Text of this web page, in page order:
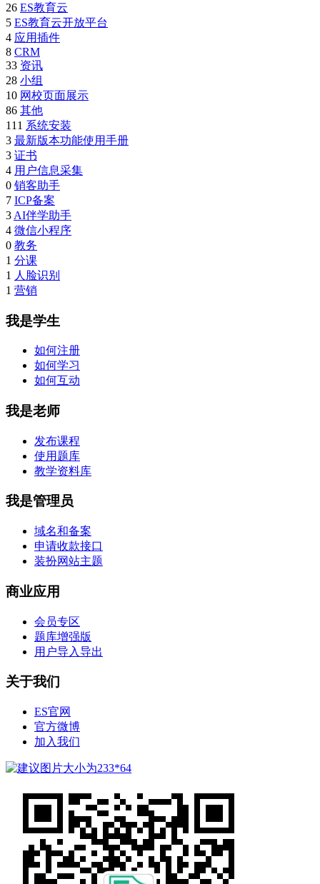
26 ES教育云
5 ES教育云开放平台
4 应用插件
8 CRM
33 资讯
28 小组
10 网校页面展示
86 其他
111 系统安装
3 最新版本功能使用手册
3 证书
4 用户信息采集
0 销客助手
7 ICP备案
3 AI伴学助手
4 微信小程序
0 教务
1 分课
1 人脸识别
1 营销
我是学生
如何注册
如何学习
如何互动
我是老师
发布课程
使用题库
教学资料库
我是管理员
域名和备案
申请收款接口
装扮网站主题
商业应用
会员专区
题库增强版
用户导入导出
关于我们
ES官网
官方微博
加入我们